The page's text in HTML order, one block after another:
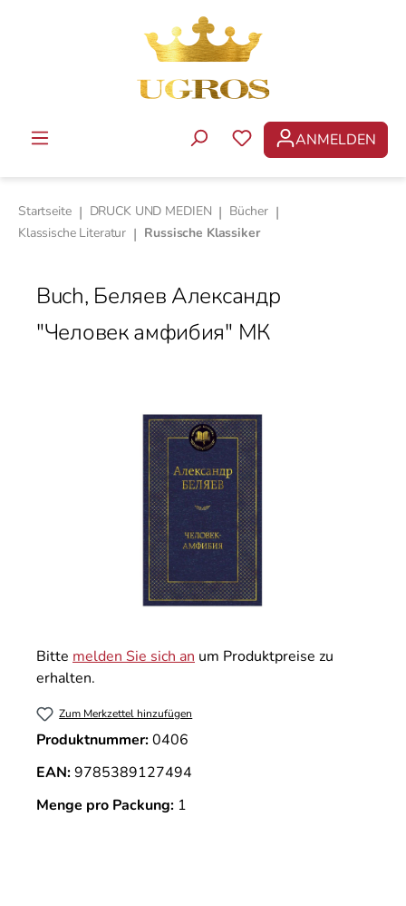
DU HAST 0
ANMELDEN
Startseite | DRUCK UND MEDIEN | Bücher |
Klassische Literatur | Russische Klassiker
Buch, Беляев Александр
"Человек амфибия" МК
Bitte melden Sie sich an um Produktpreise zu
erhalten.
Zum Merkzettel hinzufügen
Produktnummer:0406
EAN:9785389127494
Menge pro Packung: 1